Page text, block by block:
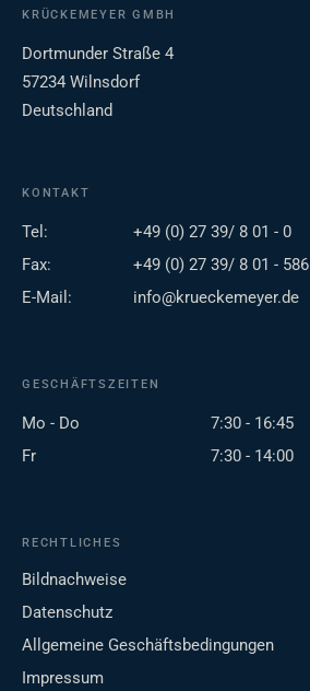
KRÜCKEMEYER GMBH
Dortmunder Straße 4
57234 Wilnsdorf
Deutschland
KONTAKT
Tel:
+49 (0) 27 39/ 8 01 - 0
Fax:
+49 (0) 27 39/ 8 01 - 586
E-Mail:
info@krueckemeyer.de
GESCHÄFTSZEITEN
Mo - Do
7:30 - 16:45
Fr
7:30 - 14:00
RECHTLICHES
Bildnachweise
Datenschutz
Allgemeine Geschäftsbedingungen
Impressum